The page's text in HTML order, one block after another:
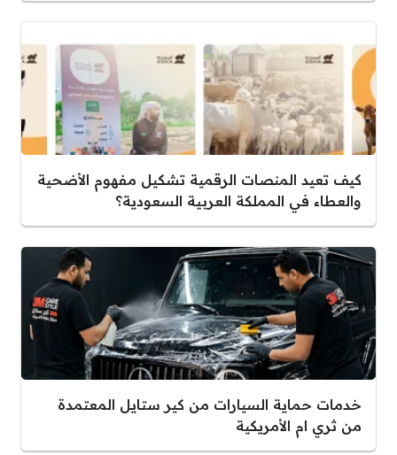
كيف تعيد المنصات الرقمية تشكيل مفهوم الأضحية
والعطاء في المملكة العربية السعودية؟
خدمات حماية السيارات من كير ستايل المعتمدة
من ثري ام الأمريكية